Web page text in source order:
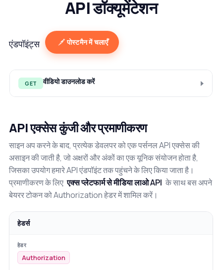
API डॉक्यूमेंटेशन
एंडपॉइंट्स पोस्टमैन में चलाएँ
GET वीडियो डाउनलोड करें
API एक्सेस कुंजी और प्रमाणीकरण
साइन अप करने के बाद, प्रत्येक डेवलपर को एक पर्सनल API एक्सेस की
असाइन की जाती है, जो अक्षरों और अंकों का एक यूनिक संयोजन होता है,
जिसका उपयोग हमारे API एंडपॉइंट तक पहुंचने के लिए किया जाता है।
प्रमाणीकरण के लिए एक्स प्लेटफार्म से मीडिया लाओ API के साथ बस अपने
बेयरर टोकन को Authorization हेडर में शामिल करें।
हेडर्स
Authorization